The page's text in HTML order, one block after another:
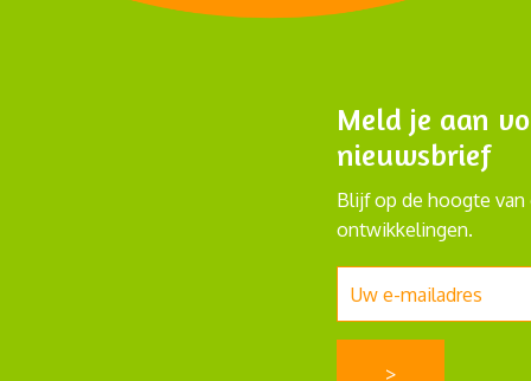
Meld je aan
nieuwsbrief
Blijf op de hoogte van
ontwikkelingen.